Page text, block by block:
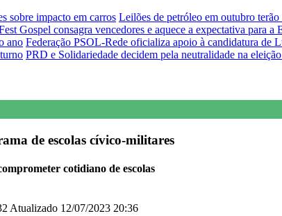
sobre impacto em carros Leilões de petróleo em outubro terão
Gospel consagra vencedores e aquece a expectativa para a
ano Federação PSOL-Rede oficializa apoio à candidatura de
PRD e Solidariedade decidem pela neutralidade na
de escolas cívico-militares
cotidiano de escolas
Atualizado 12/07/2023 20:36